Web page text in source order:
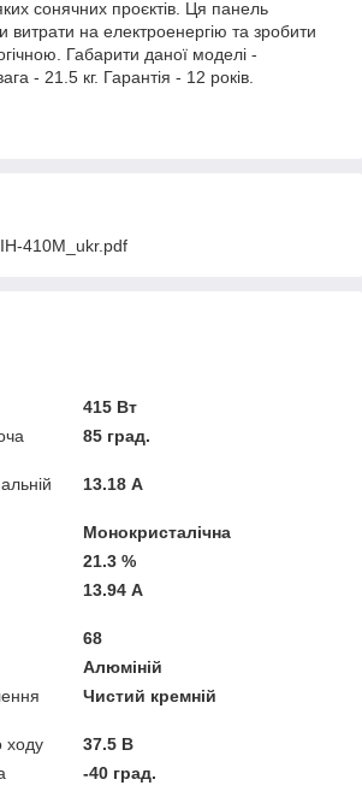
сонячних проєктів. Ця панель
на електроенергію та зробити
Габарити даної моделі -
- 21.5 кг. Гарантія - 12 років.
410M_ukr.pdf
415 Вт
85 град.
13.18 А
Монокристалічна
21.3 %
13.94 А
68
Алюміній
Чистий кремній
ходу
37.5 В
-40 град.